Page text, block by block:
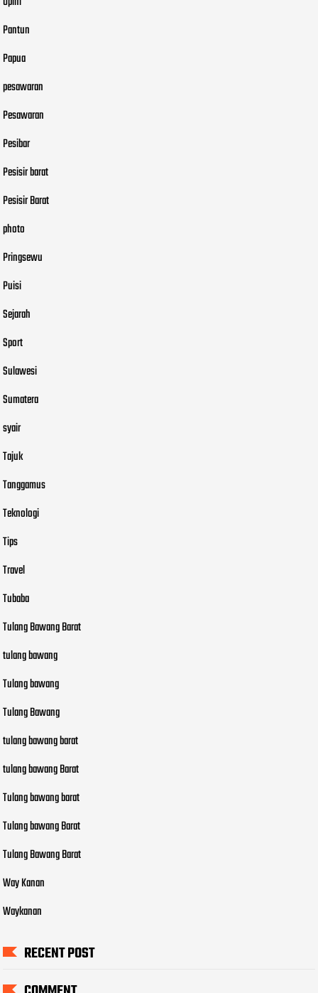
Pantun
Papua
pesawaran
Pesawaran
Pesibar
Pesisir barat
Pesisir Barat
photo
Pringsewu
Puisi
Sejarah
Sport
Sulawesi
Sumatera
syair
Tajuk
Tanggamus
Teknologi
Tips
Travel
Tubaba
Tulang Bawang Barat
tulang bawang
Tulang bawang
Tulang Bawang
tulang bawang barat
tulang bawang Barat
Tulang bawang barat
Tulang bawang Barat
Tulang Bawang Barat
Way Kanan
Waykanan
RECENT POST